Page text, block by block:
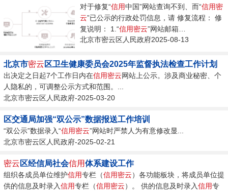
对于修复“信用中国”网站查询不到、而“信用密
云”已公示的行政处罚信息，请 修复流程： 修
复说明： 1.“信用密云”网站邮箱
jxjshxy@bjmy...
北京市密云区人民政府2025-08-13
北京市密云 区卫生健康委员会2025年监督执法检查工作计划
出决定之日起7个工作日内在信用密云网站上公示。涉及商业秘密、个
人隐私的，可调整公示方式和范围。...
北京市密云区人民政府-2025-03-20
区交通局加强“双公示”数据报送工作培训
“双公示”数据录入“信用密云”网站时严禁人为有意修改显...
北京市密云区人民政府-2025-02-21
密云 区经信局社会信用体系建设工作
组织各成员单位维护信用专栏（信用密云）各功能板块，将成员单位提
供的信息及时录入信用专栏（信用密云）。 供的信息及时录入信用专